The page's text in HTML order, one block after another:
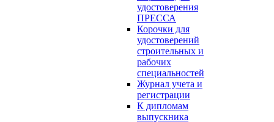
удостоверения
ПРЕССА
Корочки для
удостоверений
строительных и
рабочих
специальностей
Журнал учета и
регистрации
К дипломам
выпускника